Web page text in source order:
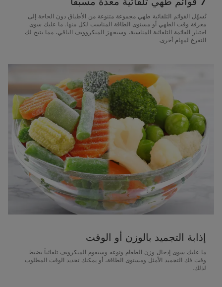
تُسهّل القوائم التلقائية طهي مجموعة متنوعة من الأطباق دون الحاجة إلى
معرفة وقت الطهي أو مستوى الطاقة المناسب لكل منها. ما عليك سوى
اختيار القائمة التلقائية المناسبة، وسيجهز الميكروويف الباقي، مما يتيح لك
التفرغ لمهام أخرى.
إذابة التجميد بالوزن أو الوقت
ما عليك سوى إدخال وزن الطعام ونوعه وسيقوم الميكرويف تلقائياً بضبط
وقت فك التجميد الأمثل ومستوى الطاقة، أو يمكنك تحديد الوقت المطلوب
لذلك.